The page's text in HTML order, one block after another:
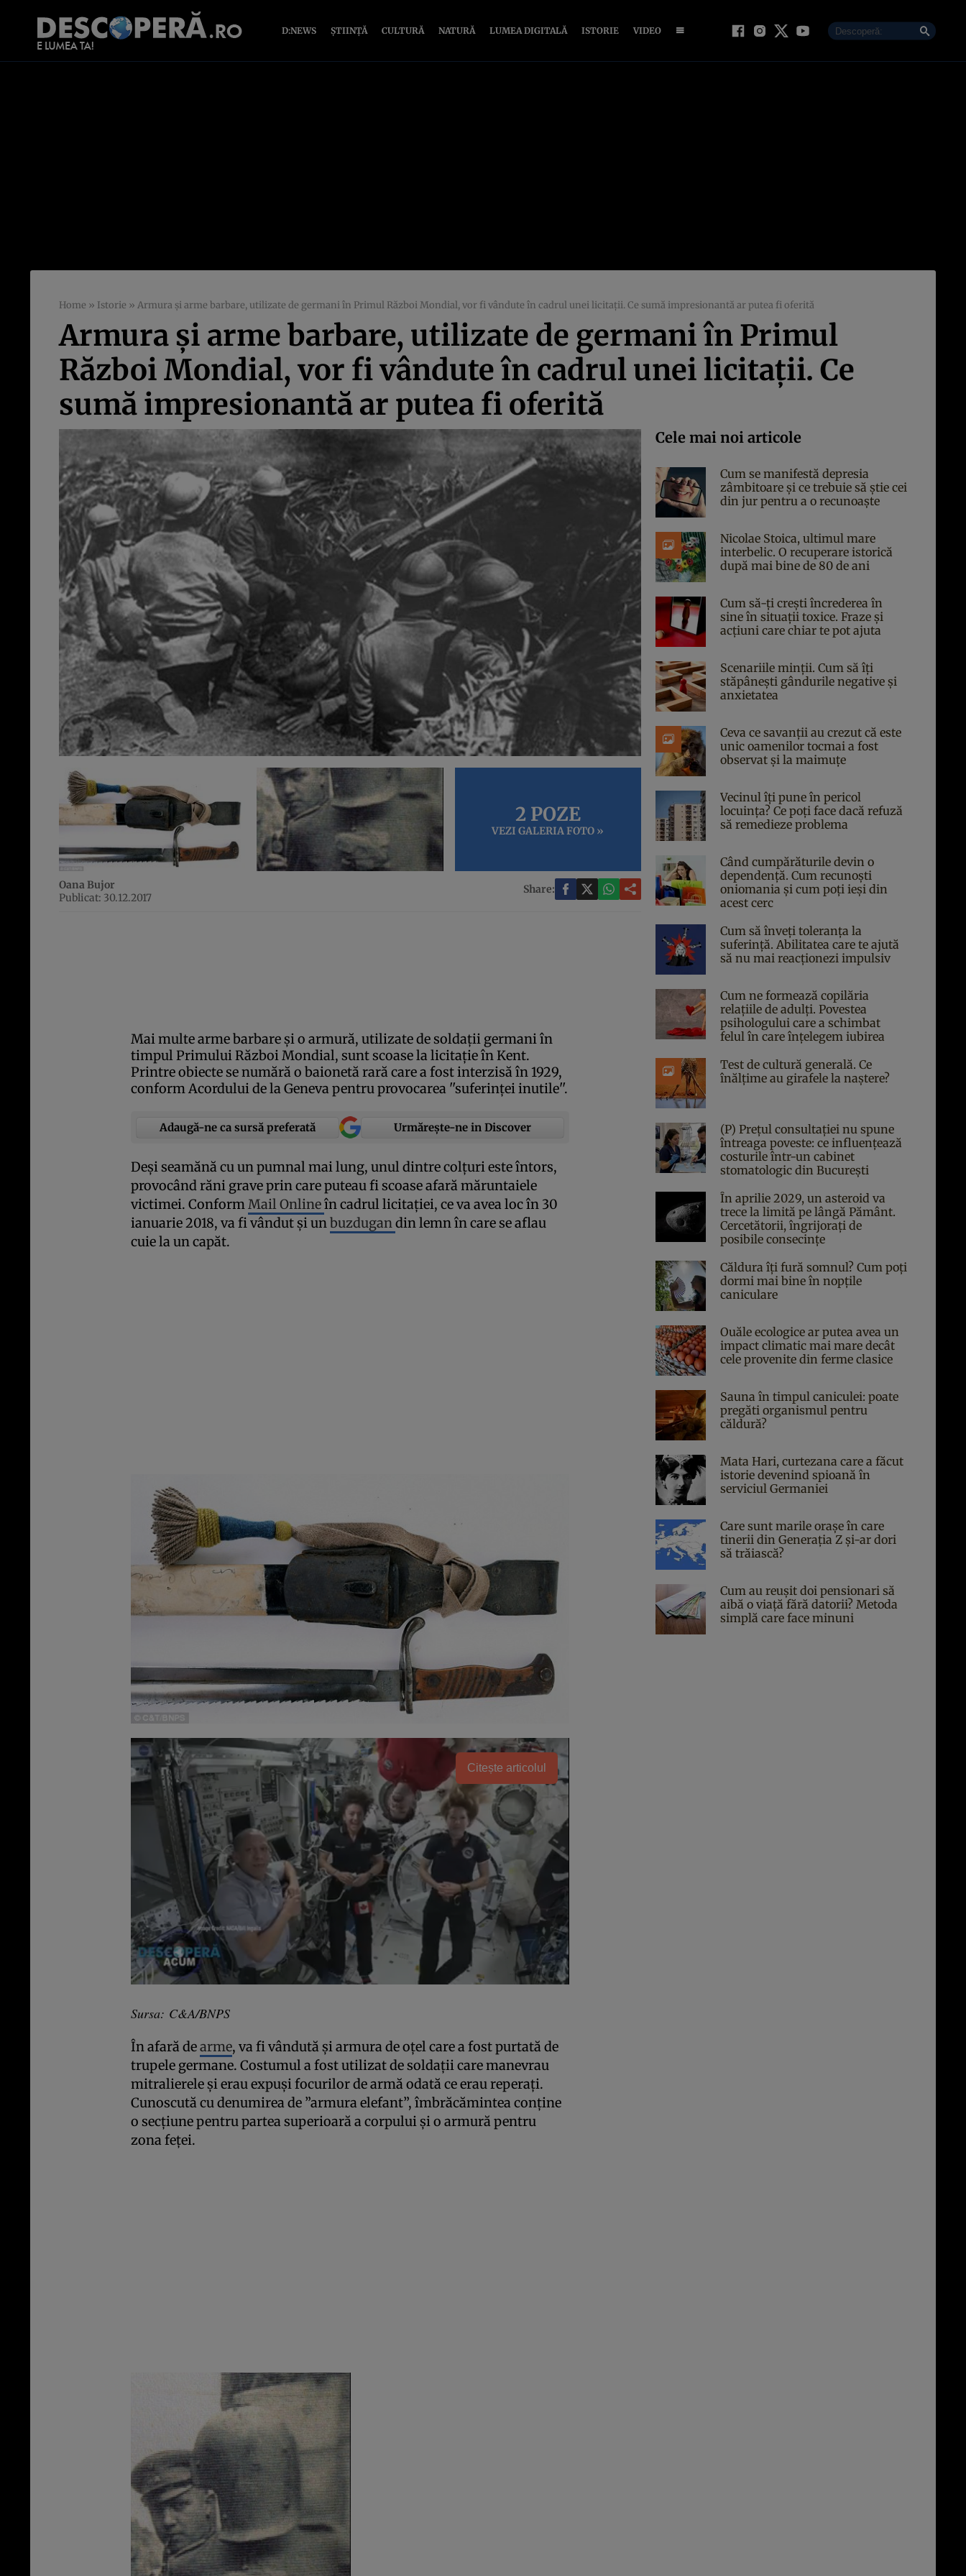
D:NEWS ȘTIINȚĂ CULTURĂ NATURĂ LUMEA DIGITALĂ ISTORIE VIDEO
Home » Istorie » Armura şi arme barbare, utilizate de germani în Primul Război Mondial, vor fi vândute în cadrul unei licitaţii. Ce sumă impresionantă ar putea fi oferită
Armura şi arme barbare, utilizate de germani în Primul
Război Mondial, vor fi vândute în cadrul unei licitaţii. Ce
sumă impresionantă ar putea fi oferită
2 POZE
VEZI GALERIA FOTO »
Oana Bujor
Publicat: 30.12.2017
Share:
Mai multe arme barbare şi o armură, utilizate de soldaţii germani în
timpul Primului Război Mondial, sunt scoase la licitaţie în Kent.
Printre obiecte se numără o baionetă rară care a fost interzisă în 1929,
conform Acordului de la Geneva pentru provocarea ''suferinţei inutile''.
Adaugă-ne ca sursă preferată Urmărește-ne in Discover
Deşi seamănă cu un pumnal mai lung, unul dintre colţuri este întors,
provocând răni grave prin care puteau fi scoase afară măruntaiele
victimei. ConformMail Onlineîn cadrul licitaţiei, ce va avea loc în 30
ianuarie 2018, va fi vândut şi unbuzdugandin lemn în care se aflau
cuie la un capăt.
Citește articolul
Sursa: C&A/BNPS
În afară dearme, va fi vândută şi armura de oţel care a fost purtată de
trupele germane. Costumul a fost utilizat de soldaţii care manevrau
mitralierele şi erau expuşi focurilor de armă odată ce erau reperaţi.
Cunoscută cu denumirea de ”armura elefant”, îmbrăcămintea conţine
o secţiune pentru partea superioară a corpului şi o armură pentru
zona feţei.
Cele mai noi articole
Cum se manifestă depresia
zâmbitoare și ce trebuie să știe cei
din jur pentru a o recunoaște
Nicolae Stoica, ultimul mare
interbelic. O recuperare istorică
după mai bine de 80 de ani
Cum să-ți crești încrederea în
sine în situații toxice. Fraze și
acțiuni care chiar te pot ajuta
Scenariile minții. Cum să îți
stăpânești gândurile negative și
anxietatea
Ceva ce savanții au crezut că este
unic oamenilor tocmai a fost
observat și la maimuțe
Vecinul îți pune în pericol
locuința? Ce poți face dacă refuză
să remedieze problema
Când cumpărăturile devin o
dependență. Cum recunoști
oniomania și cum poți ieși din
acest cerc
Cum să înveți toleranța la
suferință. Abilitatea care te ajută
să nu mai reacționezi impulsiv
Cum ne formează copilăria
relațiile de adulți. Povestea
psihologului care a schimbat
felul în care înțelegem iubirea
Test de cultură generală. Ce
înălțime au girafele la naștere?
(P) Prețul consultației nu spune
întreaga poveste: ce influențează
costurile într-un cabinet
stomatologic din București
În aprilie 2029, un asteroid va
trece la limită pe lângă Pământ.
Cercetătorii, îngrijorați de
posibile consecințe
Căldura îți fură somnul? Cum poți
dormi mai bine în nopțile
caniculare
Ouăle ecologice ar putea avea un
impact climatic mai mare decât
cele provenite din ferme clasice
Sauna în timpul caniculei: poate
pregăti organismul pentru
căldură?
Mata Hari, curtezana care a făcut
istorie devenind spioană în
serviciul Germaniei
Care sunt marile orașe în care
tinerii din Generația Z și-ar dori
să trăiască?
Cum au reușit doi pensionari să
aibă o viață fără datorii? Metoda
simplă care face minuni